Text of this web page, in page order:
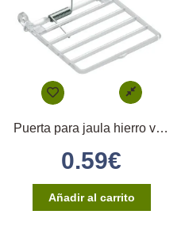
Puerta para jaula hierro vertical
0.59€
Añadir al carrito